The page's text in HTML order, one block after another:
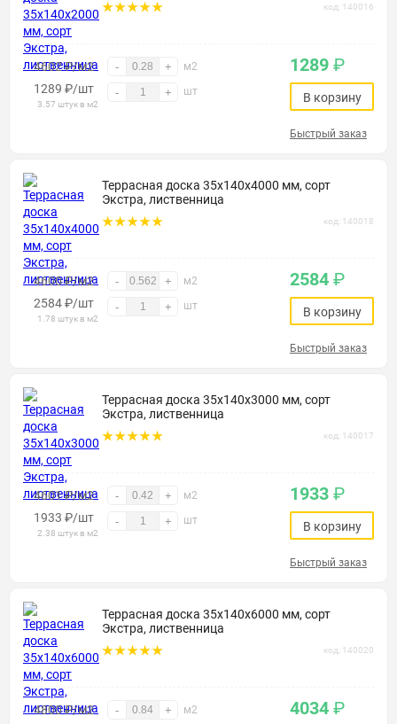
код: 140016
4602 ₽/м2 - + м2
1289 ₽/шт
3.57 штук в м2
- + шт
1289 ₽
В корзину
Быстрый заказ
Террасная доска 35х140х4000 мм, сорт
Экстра, лиственница
код: 140018
4600 ₽/м2 - + м2
2584₽/шт
1.78 штук в м2
- + шт
2584 ₽
В корзину
Быстрый заказ
Террасная доска 35х140х3000 мм, сорт
Экстра, лиственница
код: 140017
4601 ₽/м2 - + м2
1933 ₽/шт
2.38 штук в м2
- + шт
1933 ₽
В корзину
Быстрый заказ
Террасная доска 35х140х6000 мм, сорт
Экстра, лиственница
код: 140020
4800 ₽/м2 - + м2 4034 ₽